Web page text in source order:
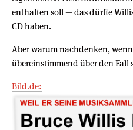
enthalten soll — das dürfte
CD haben.
Aber warum nachdenken,
übereinstimmend über den Fall
Bild.de: